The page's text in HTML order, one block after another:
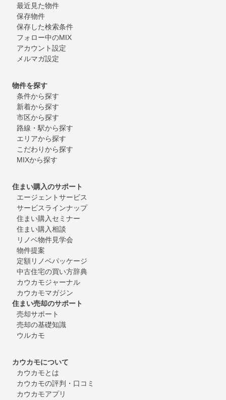
最近見た物件
保存物件
保存した検索条件
フォロー中のMIX
アカウント設定
メルマガ設定
物件を探す
条件から探す
新着から探す
市区から探す
路線・駅から探す
エリアから探す
こだわりから探す
MIXから探す
住まい購入のサポート
エージェントサービス
サービスラインナップ
住まい購入セミナー
住まい購入相談
リノベ物件見学会
物件提案
定額リノベパッケージ
中古住宅の買い方辞典
カウカモジャーナル
カウカモマガジン
住まい売却のサポート
売却サポート
売却の基礎知識
ウルカモ
カウカモについて
カウカモとは
カウカモの評判・口コミ
カウカモアプリ